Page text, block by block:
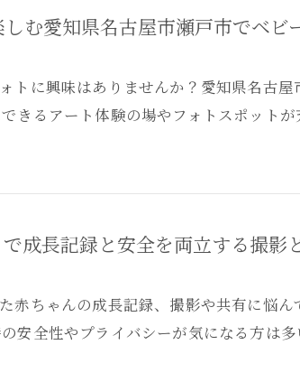
む愛知県名古屋市瀬戸市でベビ
トに興味はありませんか？愛知県名古
きるアート体験の場やフォトスポット
成長記録と安全を両立する撮影
赤ちゃんの成長記録、撮影や共有に悩
安全性やプライバシーが気になる方は